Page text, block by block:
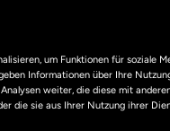
um Funktionen für soziale
Informationen über Ihre
weiter, die diese mit
die sie aus Ihrer Nutzung ihrer